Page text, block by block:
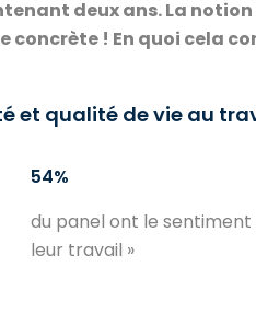
deux ans. La
concrète ! En quoi cela
et qualité de vie au
54%
du panel ont le sentiment
leur travail »